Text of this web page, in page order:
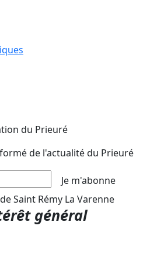
du Prieuré
de l'actualité du Prieuré
Je m'abonne
général